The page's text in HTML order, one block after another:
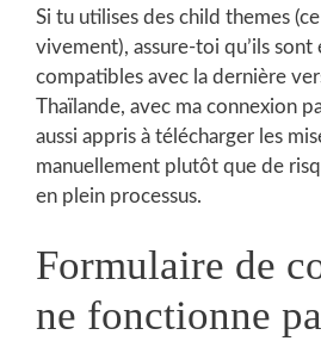
Si tu utilises des child themes
vivement), assure-toi qu’ils sont
compatibles avec la dernière
Thaïlande, avec ma connexion
aussi appris à télécharger les
manuellement plutôt que de
en plein processus.
Formulaire de
ne fonctionne